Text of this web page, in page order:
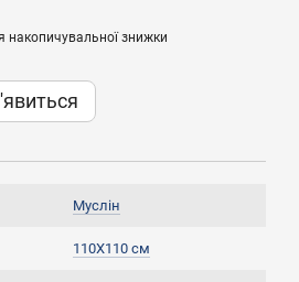
накопичувальної знижки
Муслін
110X110 см